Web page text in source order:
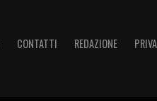
CONTATTI REDAZIONE